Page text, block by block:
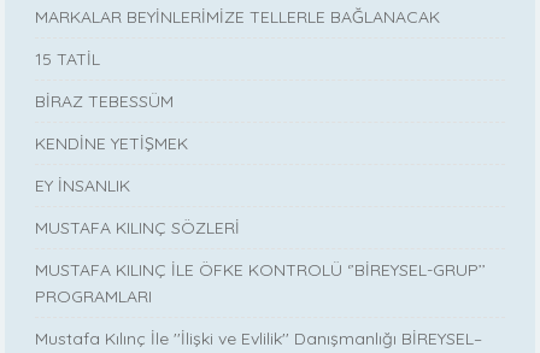
MARKALAR BEYİNLERİMİZE TELLERLE BAĞLANACAK
15 TATİL
BİRAZ TEBESSÜM
KENDİNE YETİŞMEK
EY İNSANLIK
MUSTAFA KILINÇ SÖZLERİ
MUSTAFA KILINÇ İLE ÖFKE KONTROLÜ ‘’BİREYSEL-GRUP’’
PROGRAMLARI
Mustafa Kılınç İle ''İlişki ve Evlilik'' Danışmanlığı BİREYSEL–